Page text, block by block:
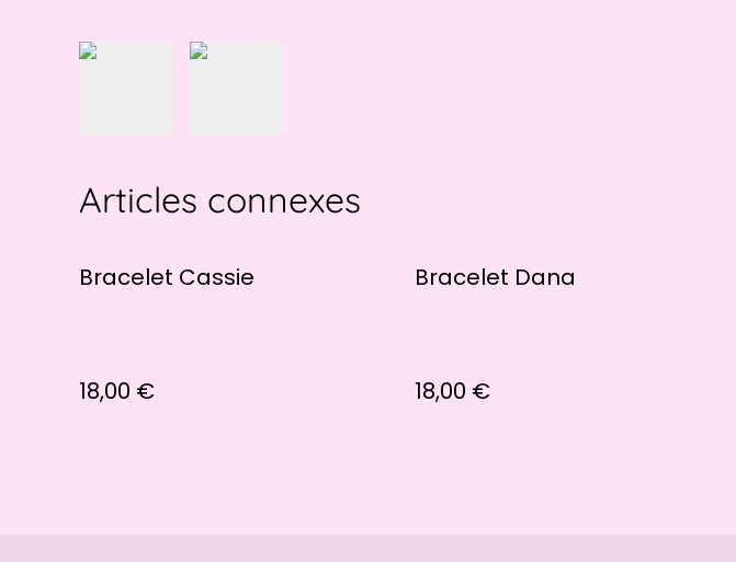
Articles connexes
Bracelet Cassie
18,00 €
Bracelet Dana
18,00 €